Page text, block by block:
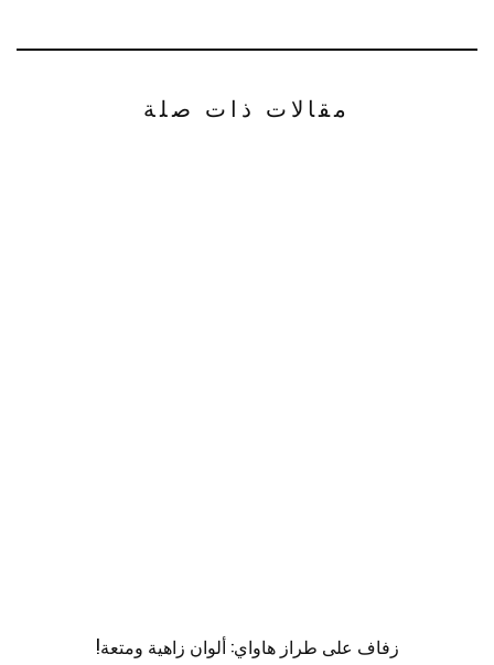
مقالات ذات صلة
زفاف على طراز هاواي: ألوان زاهية ومتعة!